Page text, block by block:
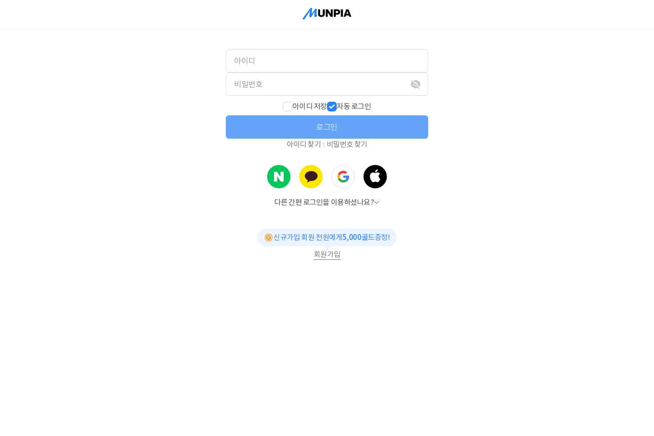
아이디 저장 자동 로그인
로그인
아이디 찾기 비밀번호 찾기
다른 간편 로그인을 이용하셨나요?
신규가입 회원 전원에게5,000골드증정!
회원가입